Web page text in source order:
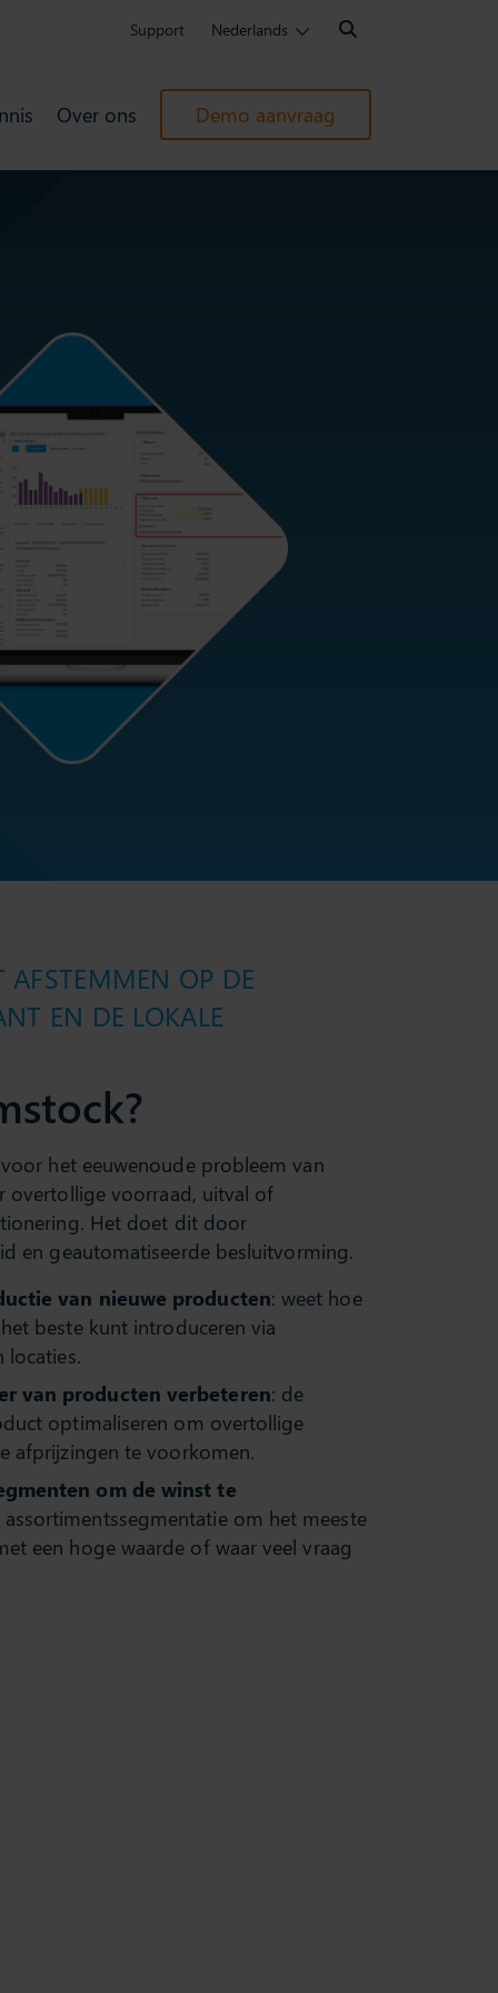
Support Nederlands
Search:
Over ons Demo aanvraag
AFSTEMMEN OP DE
EN DE LOKALE
het eeuwenoude probleem van
overtollige voorraad, uitval of
Het doet dit door
en geautomatiseerde besluitvorming.
van nieuwe producten: weet hoe
beste kunt introduceren via
locaties.
van producten verbeteren: de
optimaliseren om overtollige
afprijzingen te voorkomen.
om de winst te
assortimentssegmentatie om het meeste
een hoge waarde of waar veel vraag